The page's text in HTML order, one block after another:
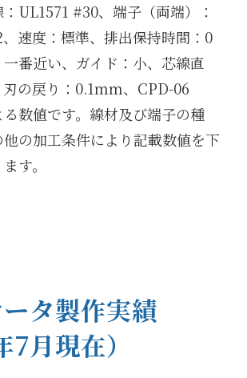
UL1571 #30、端子（両端）：
速度：標準、排出保持時間：0
番近い、ガイド：小、芯線直
の戻り：0.1mm、CPD-06
数値です。線材及び端子の種
の加工条件により記載数値を下
す。
タ製作実績
7月現在）